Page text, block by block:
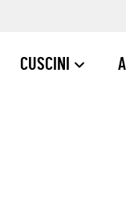
CUSCINI